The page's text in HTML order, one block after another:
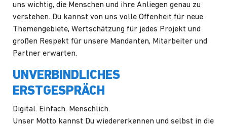
uns wichtig, die Menschen und ihre Anliegen genau zu
verstehen. Du kannst von uns volle Offenheit für neue
Themengebiete, Wertschätzung für jedes Projekt und
großen Respekt für unsere Mandanten, Mitarbeiter und
Partner erwarten.
UNVERBINDLICHES
ERSTGESPRÄCH
Digital. Einfach. Menschlich.
Unser Motto kannst Du wiedererkennen und selbst in die